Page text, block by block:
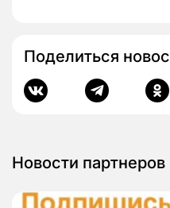
Поделиться
Новости партнеров